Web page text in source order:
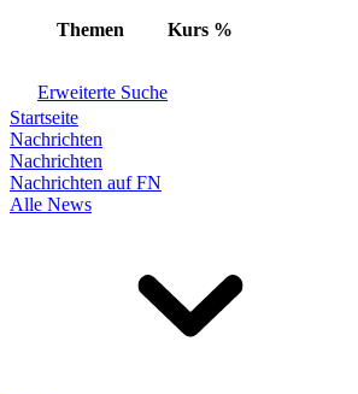
Themen Kurs %
Erweiterte Suche
Startseite
Nachrichten
Nachrichten
Nachrichten auf FN
Alle News